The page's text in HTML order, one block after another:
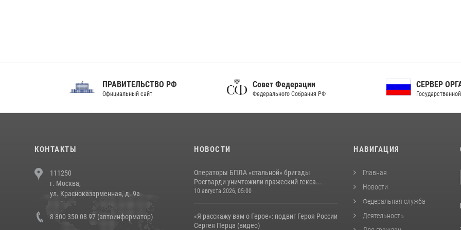
ПРАВИТЕЛЬСТВО РФ
Официальный сайт
Совет Федерации
Федерального Собрания РФ
СЕРВЕР ОРГАНОВ
Государственной власти РФ
КОНТАКТЫ
111250
г. Москва,
ул. Красноказарменная, д. 9а
8 800 350 08 97 (автоинформатор)
НОВОСТИ
Операторы БПЛА «стальной» бригады
Росгварди уничтожили вражеский гекса...
10 августа 2026, 05:00
«Я расскажу вам о Герое»: подвиг Героя России
Сергея Перца (видео)
НАВИГАЦИЯ
Главная
Новости
Федеральная служба
Деятельность